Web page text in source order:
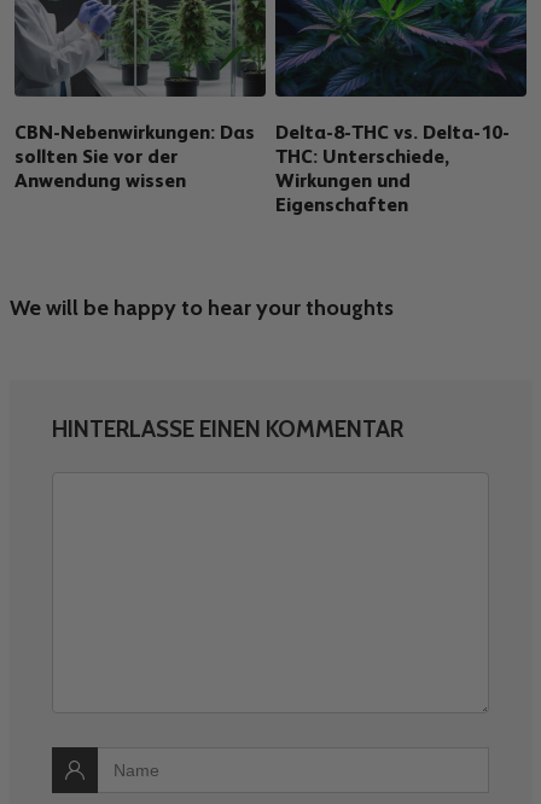
CBN-Nebenwirkungen: Das
sollten Sie vor der
Anwendung wissen
Delta-8-THC vs. Delta-10-
THC: Unterschiede,
Wirkungen und
Eigenschaften
We will be happy to hear your thoughts
HINTERLASSE EINEN KOMMENTAR